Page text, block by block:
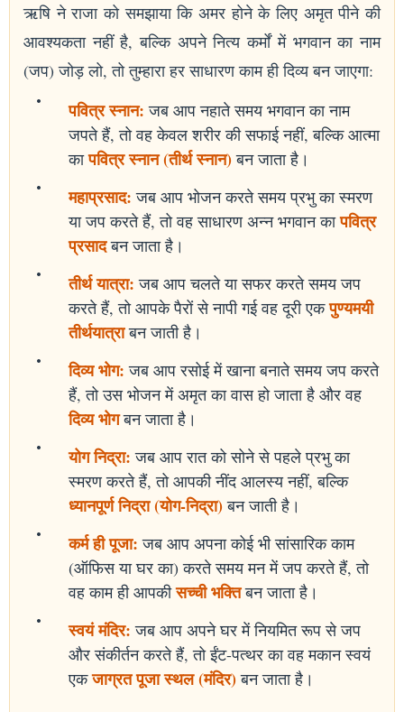
ऋषि ने राजा को समझाया कि अमर होने के लिए अमृत पीने की
आवश्यकता नहीं है, बल्कि अपने नित्य कर्मों में भगवान का नाम
(जप) जोड़ लो, तो तुम्हारा हर साधारण काम ही दिव्य बन जाएगा:
पवित्र स्नान: जब आप नहाते समय भगवान का नाम
जपते हैं, तो वह केवल शरीर की सफाई नहीं, बल्कि आत्मा
कापवित्र स्नान (तीर्थ स्नान)बन जाता है।
महाप्रसाद: जब आप भोजन करते समय प्रभु का स्मरण
या जप करते हैं, तो वह साधारण अन्न भगवान कापवित्र
प्रसादबन जाता है।
तीर्थ यात्रा: जब आप चलते या सफर करते समय जप
करते हैं, तो आपके पैरों से नापी गई वह दूरी एकपुण्यमयी
तीर्थयात्राबन जाती है।
दिव्य भोग: जब आप रसोई में खाना बनाते समय जप करते
हैं, तो उस भोजन में अमृत का वास हो जाता है और वह
दिव्य भोगबन जाता है।
योग निद्रा: जब आप रात को सोने से पहले प्रभु का
स्मरण करते हैं, तो आपकी नींद आलस्य नहीं, बल्कि
ध्यानपूर्ण निद्रा (योग-निद्रा)बन जाती है।
कर्म ही पूजा: जब आप अपना कोई भी सांसारिक काम
(ऑफिस या घर का) करते समय मन में जप करते हैं, तो
वह काम ही आपकीसच्ची भक्तिबन जाता है।
स्वयं मंदिर: जब आप अपने घर में नियमित रूप से जप
और संकीर्तन करते हैं, तो ईंट-पत्थर का वह मकान स्वयं
एकजाग्रत पूजा स्थल (मंदिर)बन जाता है।